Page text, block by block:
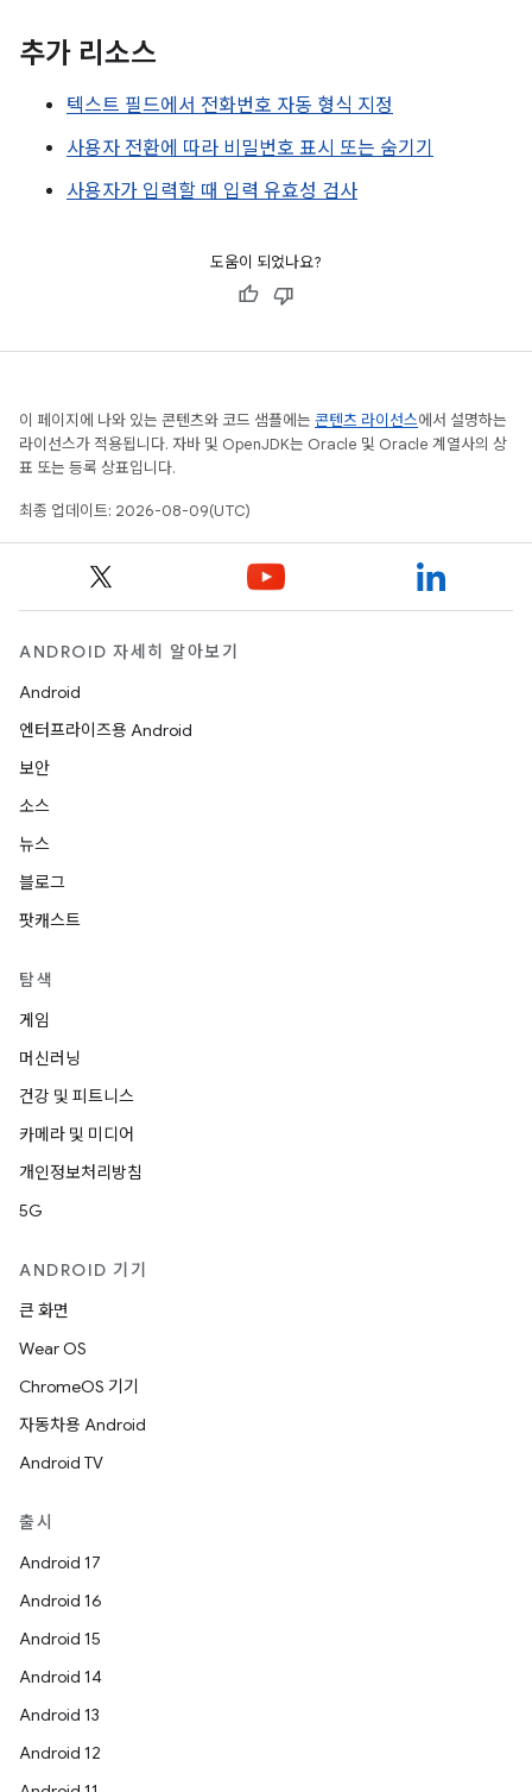
추가 리소스
텍스트 필드에서 전화번호 자동 형식 지정
사용자 전환에 따라 비밀번호 표시 또는 숨기기
사용자가 입력할 때 입력 유효성 검사
도움이 되었나요?
이 페이지에 나와 있는 콘텐츠와 코드 샘플에는 콘텐츠 라이선스에서 설명하는
라이선스가 적용됩니다. 자바 및 OpenJDK는 Oracle 및 Oracle 계열사의 상
표 또는 등록 상표입니다.
최종 업데이트: 2026-08-09(UTC)
ANDROID 자세히 알아보기
Android
엔터프라이즈용 Android
보안
소스
뉴스
블로그
팟캐스트
탐색
게임
머신러닝
건강 및 피트니스
카메라 및 미디어
개인정보처리방침
5G
ANDROID 기기
큰 화면
Wear OS
ChromeOS 기기
자동차용 Android
Android TV
출시
Android 17
Android 16
Android 15
Android 14
Android 13
Android 12